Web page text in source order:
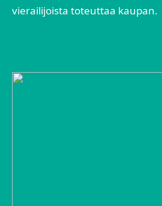
vierailijoista toteuttaa kaupan.